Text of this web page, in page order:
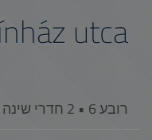
utca
רובע 6 • 2 חדרי שינה • שטח: 72 m